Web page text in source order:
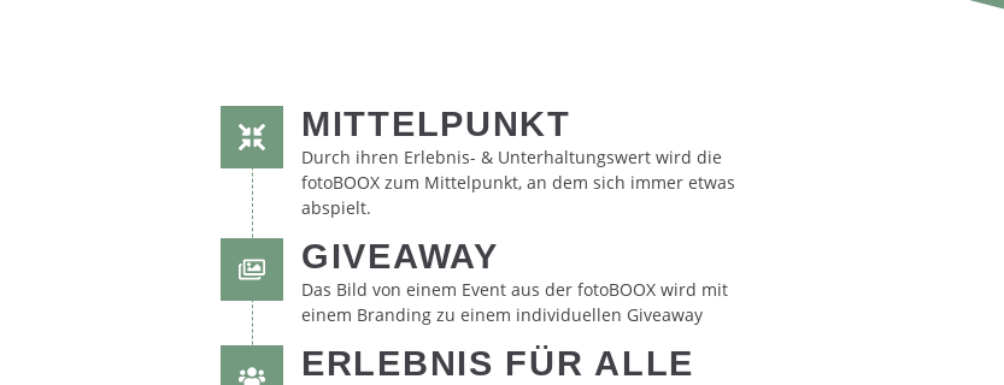
MITTELPUNKT
Durch ihren Erlebnis- & Unterhaltungswert wird die
fotoBOOX zum Mittelpunkt, an dem sich immer etwas
abspielt.
GIVEAWAY
Das Bild von einem Event aus der fotoBOOX wird mit
einem Branding zu einem individuellen Giveaway
ERLEBNIS FÜR ALLE